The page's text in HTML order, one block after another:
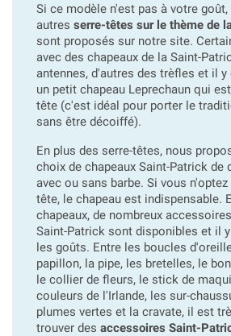
Si ce modèle n'est pas à votre goût,
autres serre-têtes sur le thème de
sont proposés sur notre site.
avec des chapeaux de la Saint-
antennes, d'autres des trèfles et il y
un petit chapeau Leprechaun qui
tête (c'est idéal pour porter le
sans être décoiffé).
En plus des serre-têtes, nous
choix de chapeaux Saint-Patrick de
avec ou sans barbe. Si vous
tête, le chapeau est indispensable.
chapeaux, de nombreux
Saint-Patrick sont disponibles et il
les goûts. Entre les boucles
papillon, la pipe, les bretelles, le
le collier de fleurs, le stick de
couleurs de l'Irlande, les sur-
plumes vertes et la cravate, il est
trouver des accessoires Saint-